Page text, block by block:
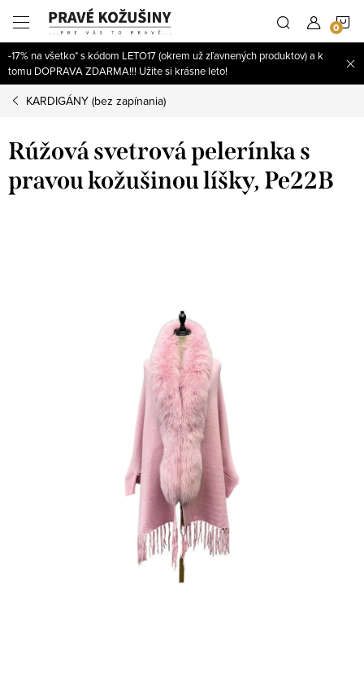
obsah
-17% na všetko* s kódom LETO17 (okrem už zľavnených produktov) a k
tomu DOPRAVA ZDARMA!!! Užite si krásne leto!
KARDIGÁNY (bez zapínania)
Rúžová svetrová pelerínka s
pravou kožušinou líšky, Pe22B